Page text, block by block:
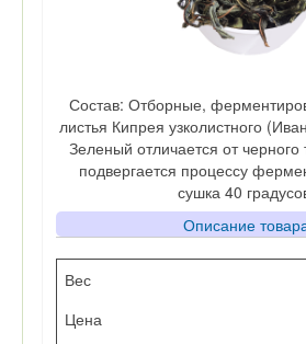
Состав: Отборные,
листья Кипрея узколистного
Зеленый отличается от
подвергается процессу
сушка 40
Описание
Вес
Цена